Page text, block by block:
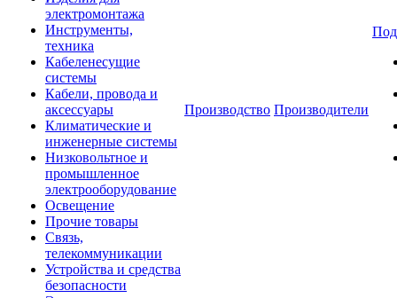
электромонтажа
Инструменты,
техника
Кабеленесущие
системы
Кабели, провода и
аксессуары
Климатические и
инженерные системы
Низковольтное и
промышленное
электрооборудование
Освещение
Прочие товары
Связь,
телекоммуникации
Устройства и средства
безопасности
Производство Производители